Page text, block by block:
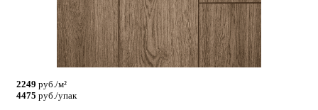
2249 руб./м²
4475 руб./упак